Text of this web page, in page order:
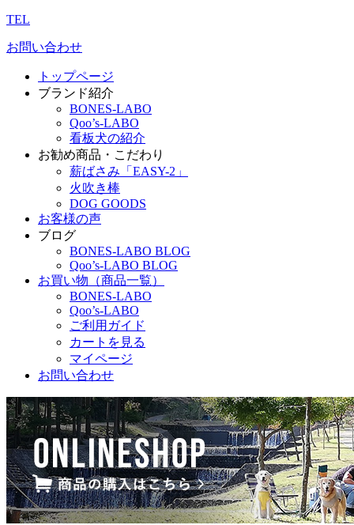
TEL
お問い合わせ
トップページ
ブランド紹介
BONES-LABO
Qoo’s-LABO
看板犬の紹介
お勧め商品・こだわり
薪ばさみ「EASY-2」
火吹き棒
DOG GOODS
お客様の声
ブログ
BONES-LABO BLOG
Qoo’s-LABO BLOG
お買い物（商品一覧）
BONES-LABO
Qoo’s-LABO
ご利用ガイド
カートを見る
マイページ
お問い合わせ